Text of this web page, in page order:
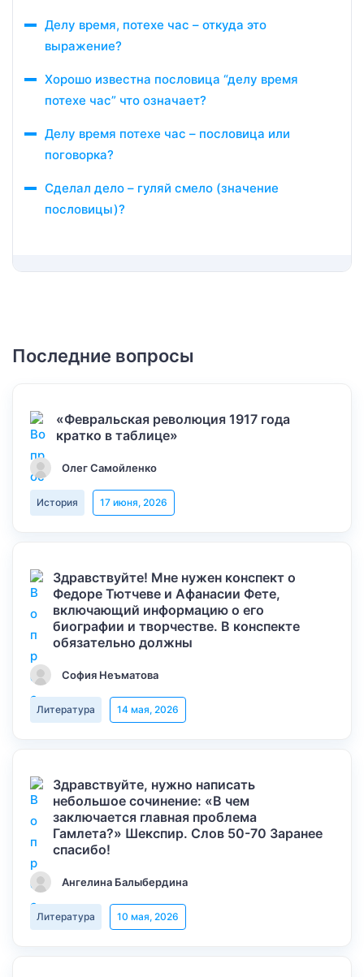
Делу время, потехе час – откуда это
выражение?
Хорошо известна пословица “делу время
потехе час” что означает?
Делу время потехе час – пословица или
поговорка?
Сделал дело – гуляй смело (значение
пословицы)?
Последние вопросы
«Февральская революция 1917 года
кратко в таблице»
Олег Самойленко
История 17 июня, 2026
Здравствуйте! Мне нужен конспект о
Федоре Тютчеве и Афанасии Фете,
включающий информацию о его
биографии и творчестве. В конспекте
обязательно должны
София Неъматова
Литература 14 мая, 2026
Здравствуйте, нужно написать
небольшое сочинение: «В чем
заключается главная проблема
Гамлета?» Шекспир. Слов 50-70 Заранее
спасибо!
Ангелина Балыбердина
Литература 10 мая, 2026